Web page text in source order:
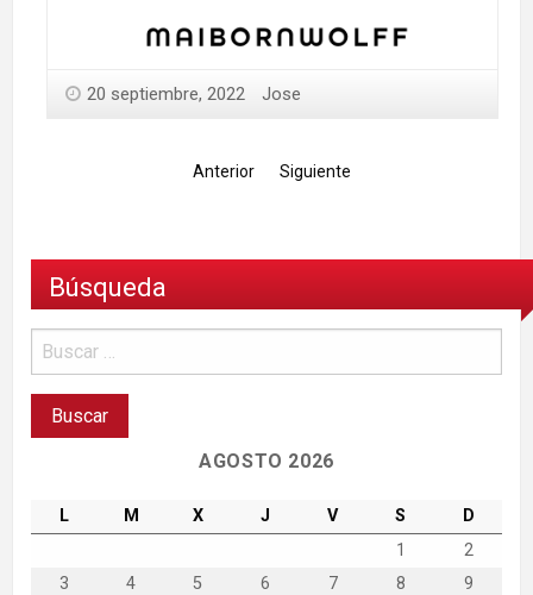
20 septiembre, 2022 Jose
Anterior Siguiente
Búsqueda
AGOSTO 2026
L M X J V S
D
1
2
3
4 5 6 7 8
9